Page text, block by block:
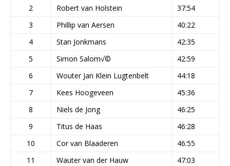
2
Robert van Holstein
37:54
3
Phillip van Aersen
40:22
4
Stan Jonkmans
42:35
5
Simon Salom√©
42:59
6
Wouter Jan Klein Lugtenbelt
44:18
7
Kees Hoogeveen
45:36
8
Niels de Jong
46:25
9
Titus de Haas
46:28
10
Cor van Blaaderen
46:55
11
Wauter van der Hauw
47:03